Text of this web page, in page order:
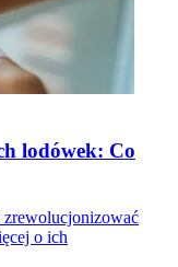
lodówek: Co
o ich